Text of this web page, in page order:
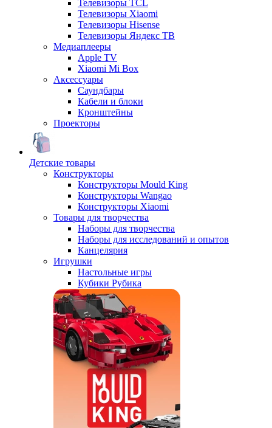
Телевизоры TCL
Телевизоры Xiaomi
Телевизоры Hisense
Телевизоры Яндекс ТВ
Медиаплееры
Apple TV
Xiaomi Mi Box
Аксессуары
Саундбары
Кабели и блоки
Кронштейны
Проекторы
Детские товары
Конструкторы
Конструкторы Mould King
Конструкторы Wangao
Конструкторы Xiaomi
Товары для творчества
Наборы для творчества
Наборы для исследований и опытов
Канцелярия
Игрушки
Настольные игры
Кубики Рубика